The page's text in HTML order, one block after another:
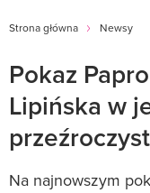
Strona główna Newsy
Pokaz
Lipińska w
Na najnowszym